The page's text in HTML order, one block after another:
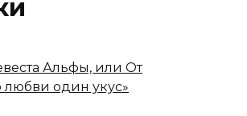
Альфы, или От
любви один укус»